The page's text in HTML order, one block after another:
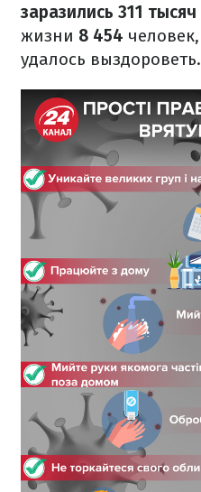
заразились 311 тысяч
жизни 8 454 человек,
удалось выздороветь.